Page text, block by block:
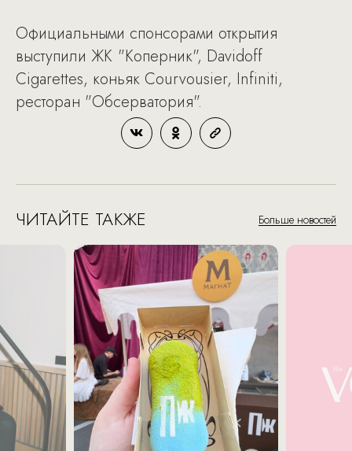
Официальными спонсорами открытия
выступили ЖК "Коперник", Davidoff
Cigarettes, коньяк Courvousier, Infiniti,
ресторан "Обсерватория".
ЧИТАЙТЕ ТАКЖЕ Больше новостей